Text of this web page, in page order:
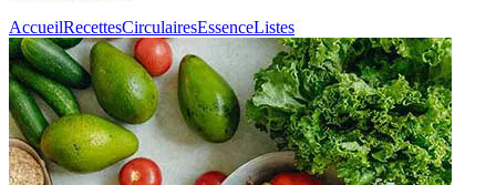
AccueilRecettesCirculairesEssenceListes